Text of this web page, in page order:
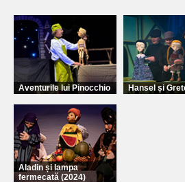
Aventurile lui Pinocchio Hansel și
Aladin și lampa
fermecată (2024)